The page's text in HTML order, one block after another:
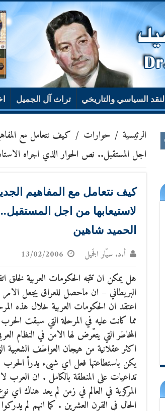
النقد السياسي والتاريخي تراث آل الجميل
الرئيسية / حوارات / كيف نتعامل مع
اجل المستقبل.. نص الحوار الذي اجراه
كيف نتعامل مع المفاهيم
لاستيعابها من اجل
الحميد شاهين
أ.د. سيّار الجَميل 13/02/2006
هل يمكن ان تتجه الحكومات العربية لخلق
البريطاني – ان ماحصل للعراق يجعل الامر
اعتقد ان الحكومات العربية خلال هذه
مما كانت عليه في المرحلة التي سبقت
المخاطر التي يتعّرض لها الامن في النظام
اكثر عقلانية من هيجان العواطف الشعبية
يكن باستطاعتها فعل اي شيىء يدرأ الحرب
تداعيات على المنطقة بالكامل . ان العرب
المركزية في العالم في زمن لم يعد هناك اي